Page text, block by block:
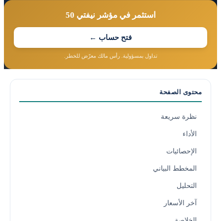
استثمر في مؤشر نيفتي 50
فتح حساب ←
تداول بمسؤولية. رأس مالك معرّض للخطر.
محتوى الصفحة
نظرة سريعة
الأداء
الإحصائيات
المخطط البياني
التحليل
آخر الأسعار